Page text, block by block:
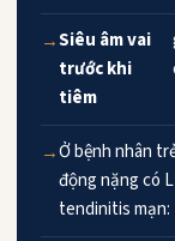
Siêu âm vai
trước khi
tiêm
Ở bệnh nhân
động nặng có
tendinitis mạn: